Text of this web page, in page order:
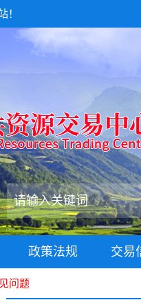
！
政策法规 交易
问题